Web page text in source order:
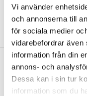
Vi använder
och annonserna till
för sociala medier
vidarebefordrar även
information från din
annons- och
Dessa kan i sin tur
information som du
SKAPA KUND
VAD
Vi erbjuder fri frakt från
utifån vilken